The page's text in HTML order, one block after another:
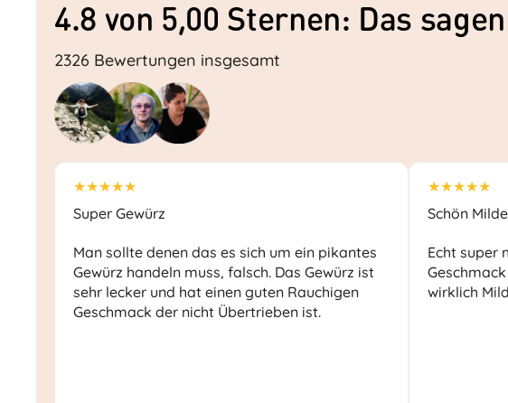
4.8 von 5,00 Sternen: Das
2326 Bewertungen insgesamt
★★★★★
Super Gewürz
Man sollte denen das es sich um ein pikantes
Gewürz handeln muss, falsch. Das Gewürz ist
sehr lecker und hat einen guten Rauchigen
Geschmack der nicht Übertrieben ist.
★★★★★
Schön Milde
Echt super
wirklich